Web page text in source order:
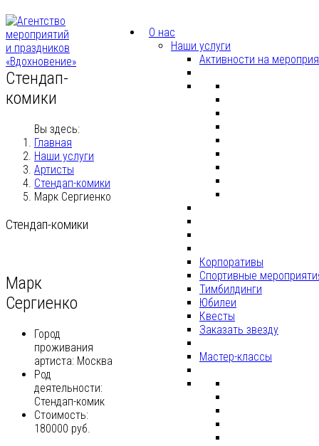
О нас
Наши услуги
Активности на
Корпоративы
Спортивные
Тимбилдинги
Юбилеи
Квесты
Заказать звезду
Мастер-классы
Стендап-
комики
Вы здесь:
Главная
Наши услуги
Артисты
Стендап-комики
Марк Сергиенко
Стендап-комики
Марк
Сергиенко
Город
проживания
артиста: Москва
Род
деятельности:
Стендап-комик
Стоимость:
180000 руб.